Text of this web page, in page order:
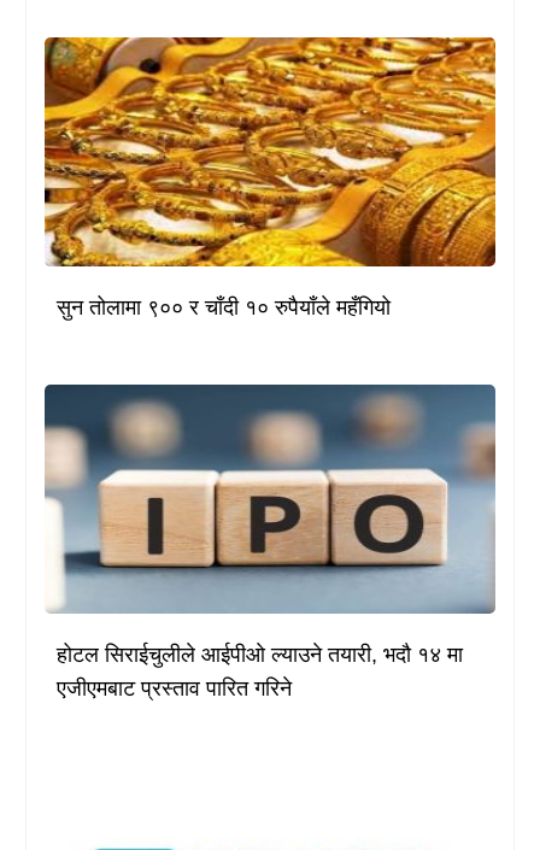
सुन तोलामा ९०० र चाँदी १० रुपैयाँले महँगियो
होटल सिराईचुलीले आईपीओ ल्याउने तयारी, भदौ १४ मा
एजीएमबाट प्रस्ताव पारित गरिने